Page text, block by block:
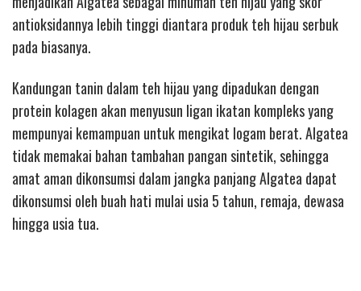
antioksidannya lebih tinggi diantara produk teh hijau serbuk
pada biasanya.
Kandungan tanin dalam teh hijau yang dipadukan dengan
protein kolagen akan menyusun ligan ikatan kompleks yang
mempunyai kemampuan untuk mengikat logam berat. Algatea
tidak memakai bahan tambahan pangan sintetik, sehingga
amat aman dikonsumsi dalam jangka panjang Algatea dapat
dikonsumsi oleh buah hati mulai usia 5 tahun, remaja, dewasa
hingga usia tua.